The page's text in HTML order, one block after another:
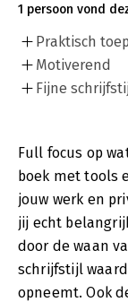
1 persoon vond
Praktisch
Motiverend
Fijne
Full focus op
boek met tools
jouw werk en
jij echt
door de waan
schrijfstijl
opneemt. Ook